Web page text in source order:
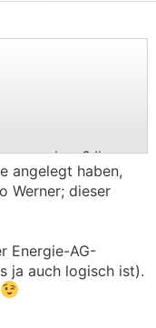
dann? Ihr
angelegt haben,
Werner; dieser
Energie-AG-
ja auch logisch ist).